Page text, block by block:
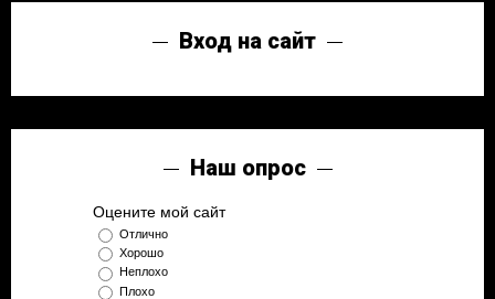
Вход на сайт
Наш опрос
Оцените мой сайт
Отлично
Хорошо
Неплохо
Плохо